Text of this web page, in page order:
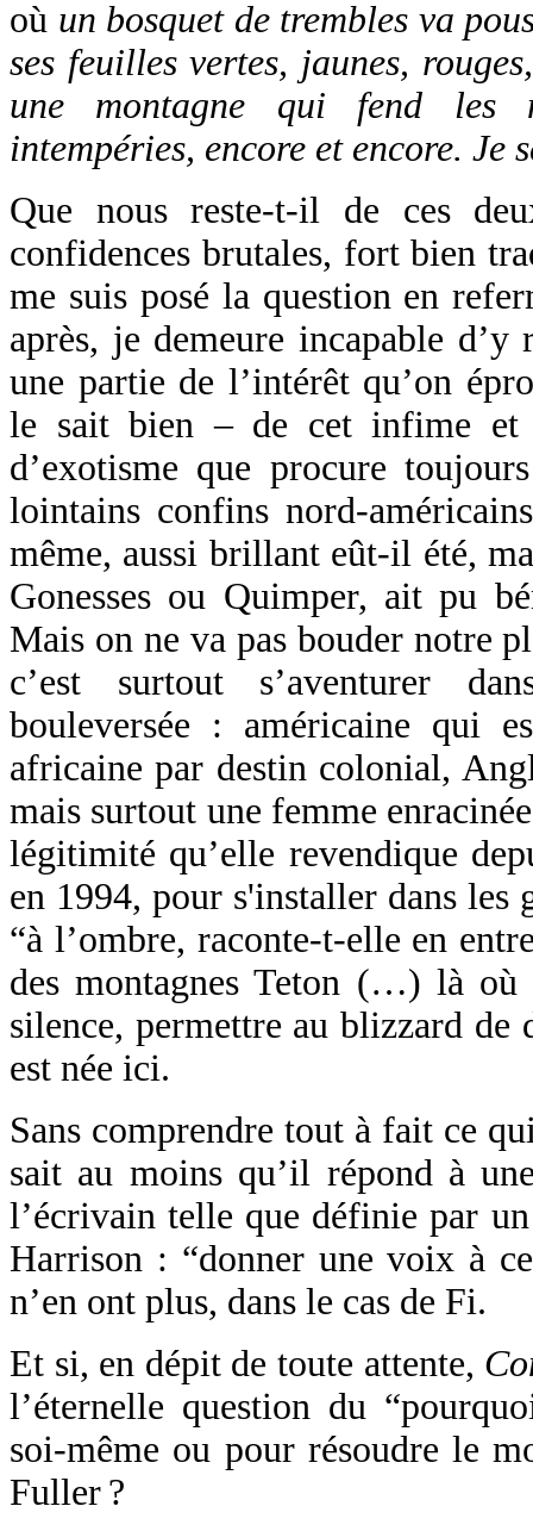
où un bosquet de trembles va
ses feuilles vertes, jaunes,
une montagne qui fend les
intempéries, encore et encore. Je
Que nous reste-t-il de ces
confidences brutales, fort bien
me suis posé la question en
après, je demeure incapable
une partie de l’intérêt qu’on
le sait bien – de cet infime et
d’exotisme que procure
lointains confins nord-
même, aussi brillant eût-il été,
Gonesses ou Quimper, ait pu
Mais on ne va pas bouder notre
c’est surtout s’aventurer
bouleversée : américaine qui
africaine par destin colonial,
mais surtout une femme
légitimité qu’elle revendique
en 1994, pour s'installer dans les
“à l’ombre, raconte-t-elle en
des montagnes Teton (…) là où
silence, permettre au blizzard de
est née ici.
Sans comprendre tout à fait ce
sait au moins qu’il répond à
l’écrivain telle que définie par
Harrison : “donner une voix à
n’en ont plus, dans le cas de Fi.
Et si, en dépit de toute attente,
l’éternelle question du
soi-même ou pour résoudre le
Fuller ?